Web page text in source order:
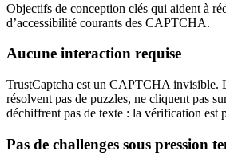
Objectifs de conception clés qui aident à
d’accessibilité courants des CAPTCHA.
Aucune interaction requise
TrustCaptcha est un CAPTCHA invisible.
résolvent pas de puzzles, ne cliquent pas
déchiffrent pas de texte : la vérification est
Pas de challenges sous pression